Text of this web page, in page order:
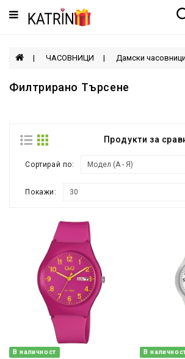
Категории
МЪЖЕ
ЖЕНИ
АКСЕСОАРИ
ЧАСОВНИЦИ Дамски
Филтрирано Търсене
Продукти за
Сортирай по:
Покажи:
В наличност В